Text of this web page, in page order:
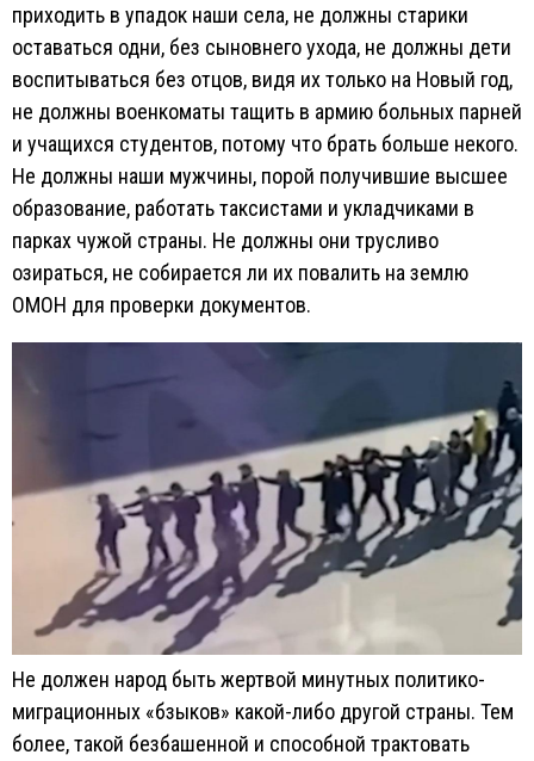
приходить в упадок наши села, не должны старики
оставаться одни, без сыновнего ухода, не должны дети
воспитываться без отцов, видя их только на Новый год,
не должны военкоматы тащить в армию больных парней
и учащихся студентов, потому что брать больше некого.
Не должны наши мужчины, порой получившие высшее
образование, работать таксистами и укладчиками в
парках чужой страны. Не должны они трусливо
озираться, не собирается ли их повалить на землю
ОМОН для проверки документов.
Не должен народ быть жертвой минутных политико-
миграционных «бзыков» какой-либо другой страны. Тем
более, такой безбашенной и способной трактовать